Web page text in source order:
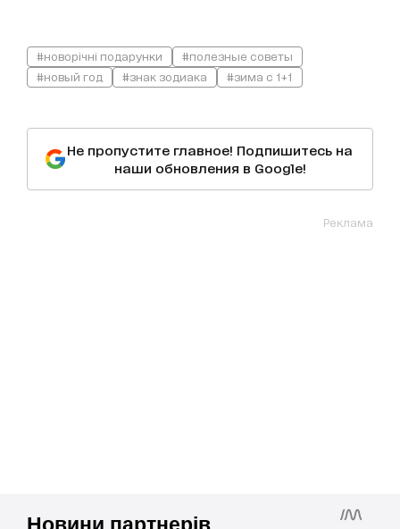
#новорічні подарунки
#полезные советы
#новый год
#знак зодиака #зима с 1+1
Не пропустите главное! Подпишитесь на
наши обновления в Google!
Реклама